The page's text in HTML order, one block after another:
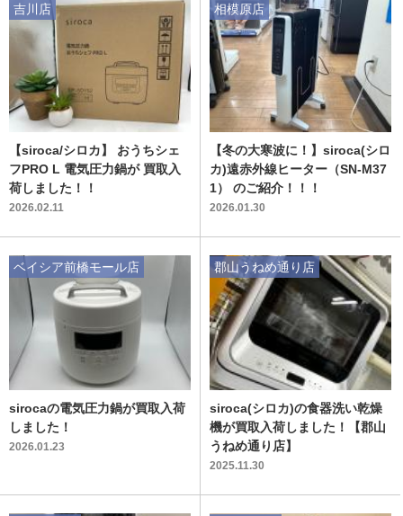
【siroca/シロカ】 おうちシェ
フPRO L 電気圧力鍋が 買取入
荷しました！！
2026.02.11
吉川店
【冬の大寒波に！】siroca(シロ
カ)遠赤外線ヒーター（SN-M37
1） のご紹介！！！
2026.01.30
相模原店
sirocaの電気圧力鍋が買取入荷
しました！
2026.01.23
ベイシア前橋モール店
siroca(シロカ)の食器洗い乾燥
機が買取入荷しました！【郡山
うねめ通り店】
2025.11.30
郡山うねめ通り店